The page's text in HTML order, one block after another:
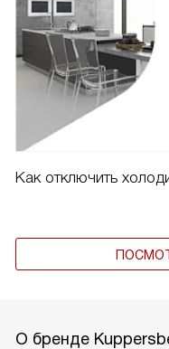
Как отключить
О бренде